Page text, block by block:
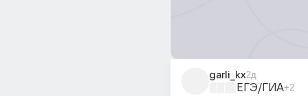
garli_kx2д
ЕГЭ/ГИА+2